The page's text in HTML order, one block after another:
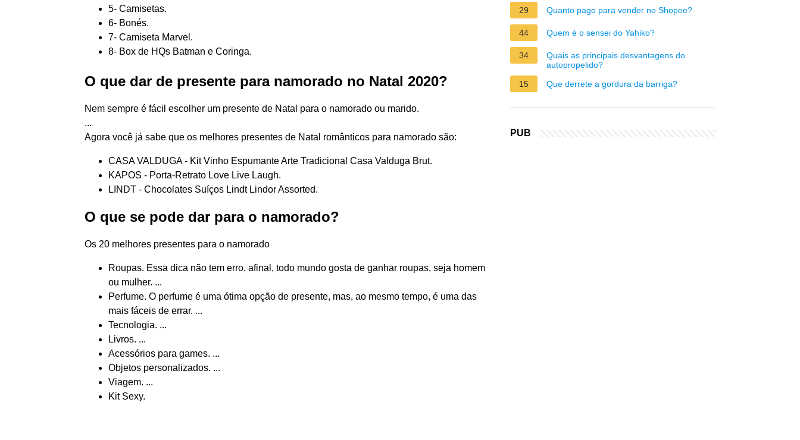
5- Camisetas.
6- Bonés.
7- Camiseta Marvel.
8- Box de HQs Batman e Coringa.
O que dar de presente para namorado no Natal 2020?
Nem sempre é fácil escolher um presente de Natal para o namorado ou marido.
...
Agora você já sabe que os melhores presentes de Natal românticos para namorado são:
CASA VALDUGA - Kit Vinho Espumante Arte Tradicional Casa Valduga Brut.
KAPOS - Porta-Retrato Love Live Laugh.
LINDT - Chocolates Suíços Lindt Lindor Assorted.
O que se pode dar para o namorado?
Os 20 melhores presentes para o namorado
Roupas. Essa dica não tem erro, afinal, todo mundo gosta de ganhar roupas, seja homem
ou mulher. ...
Perfume. O perfume é uma ótima opção de presente, mas, ao mesmo tempo, é uma das
mais fáceis de errar. ...
Tecnologia. ...
Livros. ...
Acessórios para games. ...
Objetos personalizados. ...
Viagem. ...
Kit Sexy.
29 Quanto pago para vender no Shopee?
44 Quem é o sensei do Yahiko?
34
Quais as principais desvantagens do
autopropelido?
15
Que derrete a gordura da barriga?
PUB